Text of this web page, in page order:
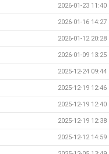
2026-01-23 11:40
2026-01-16 14:27
2026-01-12 20:28
2026-01-09 13:25
2025-12-24 09:44
2025-12-19 12:46
2025-12-19 12:40
2025-12-19 12:38
2025-12-12 14:59